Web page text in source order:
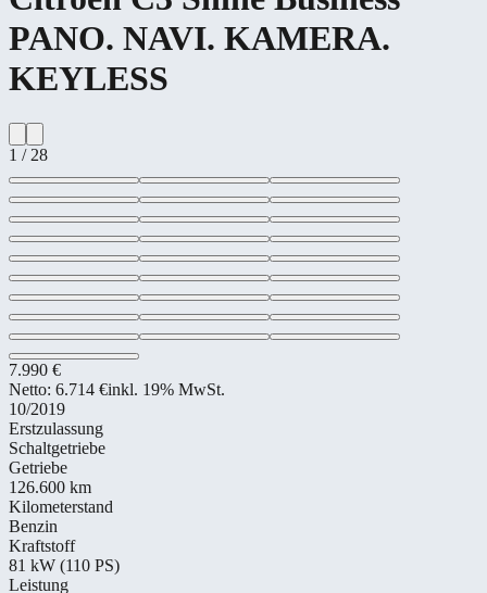
PANO. NAVI. KAMERA.
KEYLESS
1 / 28
7.990 €
Netto: 6.714 €inkl. 19% MwSt.
10/2019
Erstzulassung
Schaltgetriebe
Getriebe
126.600 km
Kilometerstand
Benzin
Kraftstoff
81 kW (110 PS)
Leistung